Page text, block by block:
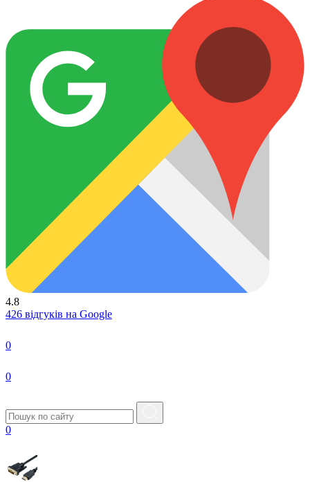
4.8
426 відгуків на Google
0
0
0